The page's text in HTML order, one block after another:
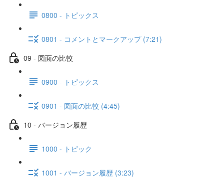
0800 - トピックス
0801 - コメントとマークアップ (7:21)
09 - 図面の比較
0900 - トピックス
0901 - 図面の比較 (4:45)
10 - バージョン履歴
1000 - トピック
1001 - バージョン履歴 (3:23)